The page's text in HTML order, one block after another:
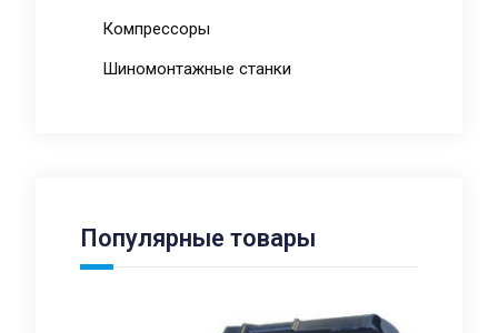
Компрессоры
Шиномонтажные станки
Популярные товары